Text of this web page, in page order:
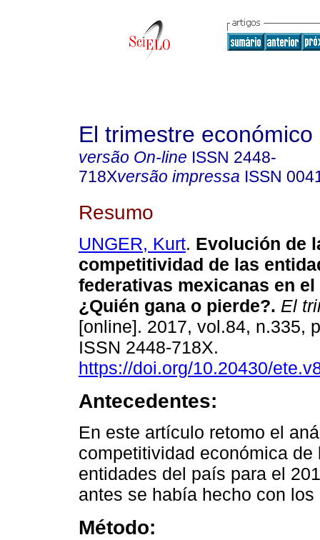
El trimestre económico
versão On-line ISSN 2448-
718Xversão impressa ISSN
Resumo
UNGER, Kurt. Evolución de
competitividad de las
federativas mexicanas en
¿Quién gana o pierde?. El
[online]. 2017, vol.84, n.335,
ISSN 2448-718X.
https://doi.org/10.20430/
Antecedentes:
En este artículo retomo el
competitividad económica de
entidades del país para el
antes se había hecho con
Método: